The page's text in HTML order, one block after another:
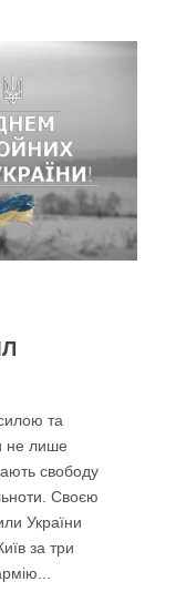
та
не лише
свободу
Своєю
України
за три